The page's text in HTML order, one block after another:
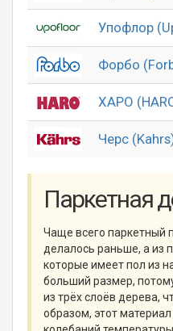
Упофлор
Форбо
ХАРО
Черс
Паркетная
Чаще всего паркетный
делалось раньше, а из
которые имеет пол из
больший размер,
из трёх слоёв дерева,
образом, этот